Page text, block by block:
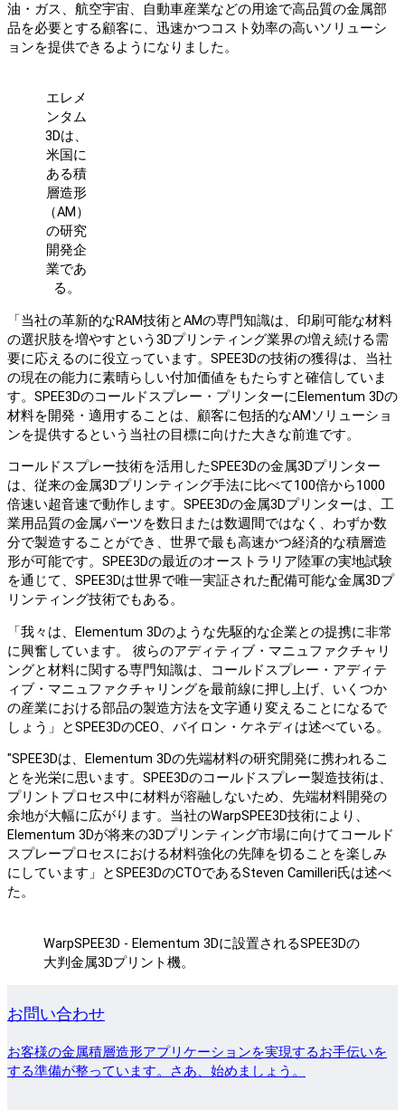
油・ガス、航空宇宙、自動車産業などの用途で高品質の金属部
品を必要とする顧客に、迅速かつコスト効率の高いソリューシ
ョンを提供できるようになりました。
エレメ
ンタム
3Dは、
米国に
ある積
層造形
（AM）
の研究
開発企
業であ
る。
「当社の革新的なRAM技術とAMの専門知識は、印刷可能な材料
の選択肢を増やすという3Dプリンティング業界の増え続ける需
要に応えるのに役立っています。SPEE3Dの技術の獲得は、当社
の現在の能力に素晴らしい付加価値をもたらすと確信していま
す。SPEE3Dのコールドスプレー・プリンターにElementum 3Dの
材料を開発・適用することは、顧客に包括的なAMソリューショ
ンを提供するという当社の目標に向けた大きな前進です。
コールドスプレー技術を活用したSPEE3Dの金属3Dプリンター
は、従来の金属3Dプリンティング手法に比べて100倍から1000
倍速い超音速で動作します。SPEE3Dの金属3Dプリンターは、工
業用品質の金属パーツを数日または数週間ではなく、わずか数
分で製造することができ、世界で最も高速かつ経済的な積層造
形が可能です。SPEE3Dの最近のオーストラリア陸軍の実地試験
を通じて、SPEE3Dは世界で唯一実証された配備可能な金属3Dプ
リンティング技術でもある。
「我々は、Elementum 3Dのような先駆的な企業との提携に非常
に興奮しています。 彼らのアディティブ・マニュファクチャリ
ングと材料に関する専門知識は、コールドスプレー・アディテ
ィブ・マニュファクチャリングを最前線に押し上げ、いくつか
の産業における部品の製造方法を文字通り変えることになるで
しょう」とSPEE3DのCEO、バイロン・ケネディは述べている。
"SPEE3Dは、Elementum 3Dの先端材料の研究開発に携われるこ
とを光栄に思います。SPEE3Dのコールドスプレー製造技術は、
プリントプロセス中に材料が溶融しないため、先端材料開発の
余地が大幅に広がります。当社のWarpSPEE3D技術により、
Elementum 3Dが将来の3Dプリンティング市場に向けてコールド
スプレープロセスにおける材料強化の先陣を切ることを楽しみ
にしています」とSPEE3DのCTOであるSteven Camilleri氏は述べ
た。
WarpSPEE3D - Elementum 3Dに設置されるSPEE3Dの
大判金属3Dプリント機。
お問い合わせ
お客様の金属積層造形アプリケーションを実現するお手伝いを
する準備が整っています。さあ、始めましょう。